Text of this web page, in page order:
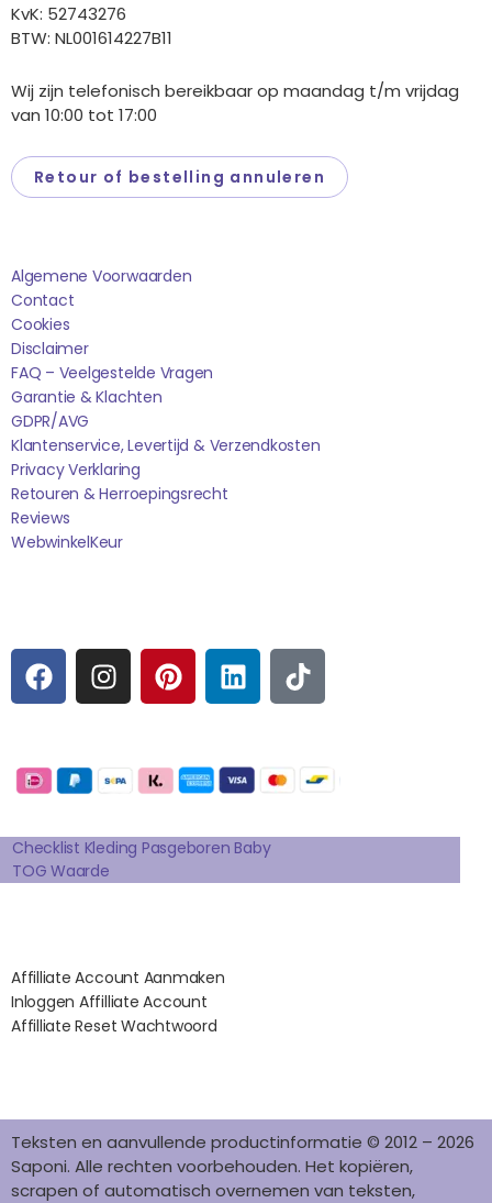
KvK: 52743276
BTW: NL001614227B11
Wij zijn telefonisch bereikbaar op maandag t/m vrijdag
van 10:00 tot 17:00
Retour of bestelling annuleren
Algemene Voorwaarden
Contact
Cookies
Disclaimer
FAQ – Veelgestelde Vragen
Garantie & Klachten
GDPR/AVG
Klantenservice, Levertijd & Verzendkosten
Privacy Verklaring
Retouren & Herroepingsrecht
Reviews
WebwinkelKEur
F
A
C
B
O
O
K
I
N
S
A
R
A
M
P
I
N
E
R
E
S
T
L
I
N
E
D
I
N
T
I
K
O
K
Checklist Kleding Pasgeboren Baby
TOG Waarde
Affilliate Account Aanmaken
Inloggen Affilliate Account
Affilliate Reset Wachtwoord
Teksten en aanvullende productinformatie © 2012 – 2026
Saponi. Alle rechten voorbehouden. Het kopiëren,
scrapen of automatisch overnemen van teksten,